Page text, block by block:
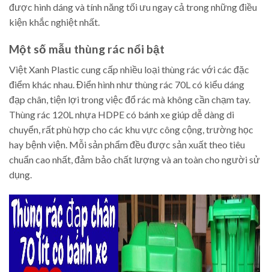
được hình dáng và tính năng tối ưu ngay cả trong những điều
kiện khắc nghiệt nhất.
Một số mẫu thùng rác nổi bật
Việt Xanh Plastic cung cấp nhiều loại thùng rác với các đặc
điểm khác nhau. Điển hình như thùng rác 70L có kiểu dáng
đạp chân, tiện lợi trong việc đổ rác mà không cần chạm tay.
Thùng rác 120L nhựa HDPE có bánh xe giúp dễ dàng di
chuyển, rất phù hợp cho các khu vực công cộng, trường học
hay bệnh viện. Mỗi sản phẩm đều được sản xuất theo tiêu
chuẩn cao nhất, đảm bảo chất lượng và an toàn cho người sử
dụng.